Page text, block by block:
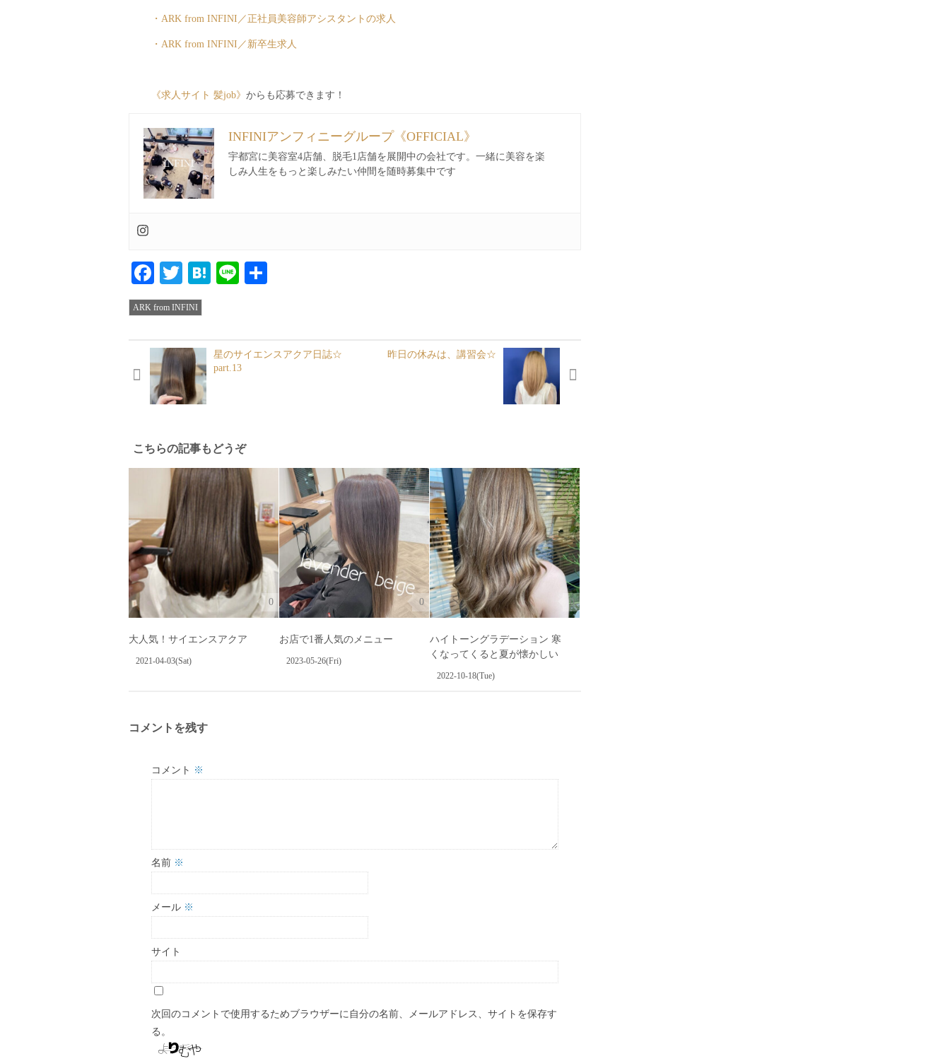
・ARK from INFINI／正社員美容師アシスタントの求人
・ARK from INFINI／新卒生求人
《求人サイト 髪job》 からも応募できます！
INFINIアンフィニーグループ《OFFICIAL》
宇都宮に美容室4店舗、脱毛1店舗を展開中の会社です。一緒に美容を楽
しみ人生をもっと楽しみたい仲間を随時募集中です
Facebook
TwitterHatena
Line
ARK from INFINI
星のサイエンスアクア日誌☆
part.13
昨日の休みは、講習会☆
こちらの記事もどうぞ
0
大人気！サイエンスアクア
2021-04-03(Sat)
0
お店で1番人気のメニュー
2023-05-26(Fri)
0
ハイトーングラデーション 寒
くなってくると夏が懐かしい
2022-10-18(Tue)
コメントを残す
コメント ※
名前 ※
メール ※
サイト
次回のコメントで使用するためブラウザーに自分の名前、メールアドレス、サイトを保存す
る。